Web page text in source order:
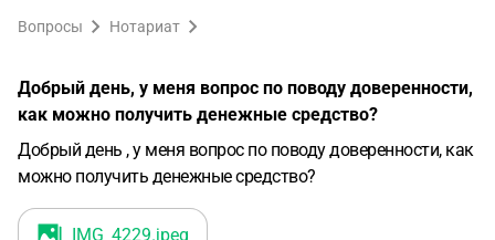
Вопросы Нотариат
Добрый день, у меня вопрос по поводу доверенности,
как можно получить денежные средство?
Добрый день , у меня вопрос по поводу доверенности, как
можно получить денежные средство?
IMG_4229.jpeg